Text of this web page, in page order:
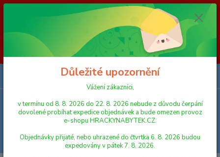
Vážení zákazníci, v termínu od 8. 8. 2026 do 23. 8. 2026 nebude z
důvodu čerpání dovolené probíhat expedice objednávek a bude omezen
provoz e-shopu HRACKYNABYTEK.CZ. Objednávky přijaté, nebo
uhrazené do čtvrtka 6. 8. 2026 budou expedovány v pátek 7. 8. 2026.
Objednávky přijaté, nebo uhrazené od pátku 7. 8. 2026 do neděle 23. 8.
2026 budou postupně expedovány od pondělí 24. 8. 2026. Děkujeme za
pochopení HRACKYNABYTEK.CZ
Menu
Hledat
Důležité upozornění
Vážení zákazníci,
v termínu od 8. 8. 2026 do 22. 8. 2026 nebude z důvodu čerpání
dovolené probíhat expedice objednávek a bude omezen provoz
e-shopu HRACKYNABYTEK.CZ.
Objednávky přijaté, nebo uhrazené do čtvrtka 6. 8. 2026 budou
expedovány v pátek 7. 8. 2026.